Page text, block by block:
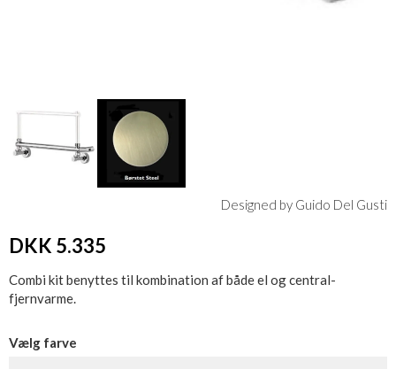
Designed by Guido Del Gusti
DKK 5.335
Combi kit benyttes til kombination af både el og central-
fjernvarme.
Vælg farve